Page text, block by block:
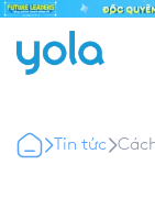
Tin tức